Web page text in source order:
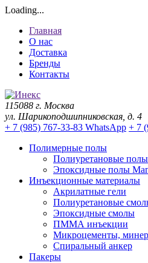
Loading...
Главная
О нас
Доставка
Бренды
Контакты
115088 г. Москва
ул. Шарикоподшипниковская, д. 4
+ 7 (985) 767-33-83 WhatsApp + 7
Полимерные полы
Полиуретановые
Эпоксидные полы
Инъекционные материалы
Акрилатные гели
Полиуретановые
Эпоксидные смолы
ПММА инъекции
Микроцементы,
Спиральный анкер
Пакеры